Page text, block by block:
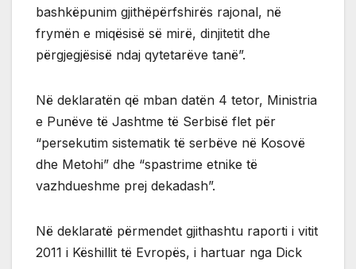
bashkëpunim gjithëpërfshirës rajonal, në
frymën e miqësisë së mirë, dinjitetit dhe
përgjegjësisë ndaj qytetarëve tanë”.
Në deklaratën që mban datën 4 tetor, Ministria
e Punëve të Jashtme të Serbisë flet për
“persekutim sistematik të serbëve në Kosovë
dhe Metohi” dhe “spastrime etnike të
vazhdueshme prej dekadash”.
Në deklaratë përmendet gjithashtu raporti i vitit
2011 i Këshillit të Evropës, i hartuar nga Dick